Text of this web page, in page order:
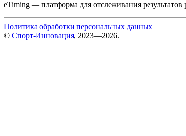
eTiming — платформа для отслеживания
Политика обработки персональных данных
© Спорт-Инновация, 2023—2026.